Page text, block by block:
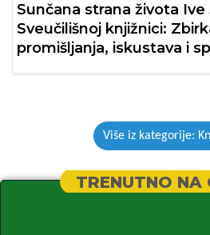
Sunčana strana života Ive
Sveučilišnoj knjižnici:
promišljanja, iskustava i
Više iz kategorije:
TRENUTNO NA